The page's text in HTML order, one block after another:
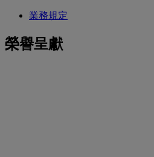
業務規定
榮譽呈獻